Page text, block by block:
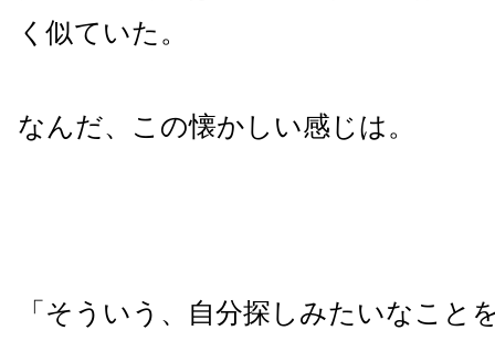
く似ていた。
なんだ、この懐かしい感じは。
「そういう、自分探しみたいなこと